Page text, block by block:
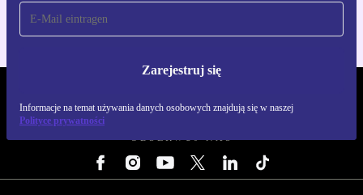
Zarejestruj się
Informacje na temat używania danych osobowych znajdują się w naszej
Polityce prywatności
OBSERWUJ NAS